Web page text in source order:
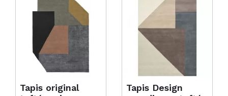
Tapis original
Tapis Design